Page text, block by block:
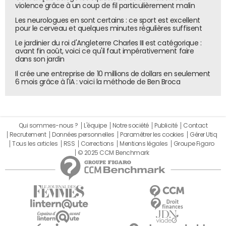
pas de lancer des passerelles entre
la téléphonie grand public. Une nouvelle phase qui
des box...
Orange Business Services, partenaire en
France
Business pour Office 365. Le groupe s'est notamment
rapproché d'opérateurs (dont Orange Business Services,
mais aussi BT Global Services). Des intégrations avec des
solutions tierces sont également évoquées. L'éditeur cite
par exemple les systèmes de conférence de Polycom
(Polycom RealPresence Trio) et ses terminaux
téléphoniques VVX, mais aussi la plateforme de centre de
contacts de Genesys.
violence grâce à un coup de fil particulièrement malin
Les neurologues en sont certains : ce sport est excellent
pour le cerveau et quelques minutes régulières suffisent
Le jardinier du roi d'Angleterre Charles III est catégorique :
avant fin août, voici ce qu'il faut impérativement faire
dans son jardin
Il crée une entreprise de 10 millions de dollars en seulement
6 mois grâce à l'IA : voici la méthode de Ben Broca
Qui sommes-nous ? L'équipe Notre société Publicité
Contact
Recrutement
Données personnelles Paramétrer les cookies
Gérer Utiq
Tous les articles
RSS Corrections Mentions légales
Groupe Figaro
© 2025 CCM Benchmark